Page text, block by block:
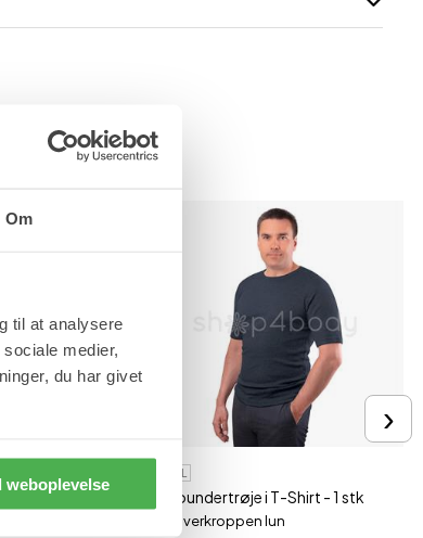
Om
til at analysere
medier,
du har givet
weboplevelse
2XL
Termoundertrøje i T-Shirt - 1 stk
Hold overkroppen lun
›